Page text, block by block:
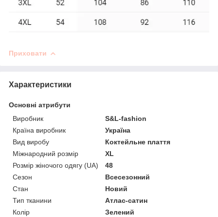
Приховати
Характеристики
Основні атрибути
Виробник
S&L-fashion
Країна виробник
Україна
Вид виробу
Коктейльне плаття
Міжнародний розмір
XL
Розмір жіночого одягу (UA)
48
Сезон
Всесезонний
Стан
Новий
Тип тканини
Атлас-сатин
Колір
Зелений